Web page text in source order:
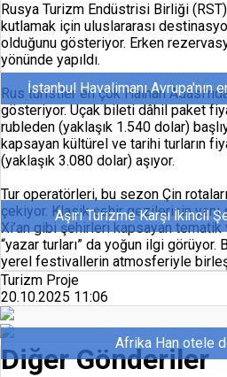
Rusya Turizm Endüstrisi Birliği (RST)
kutlamak için uluslararası
olduğunu gösteriyor. Erken
yönünde yapıldı.
Rus turistler en çok Hainan
gösteriyor. Uçak bileti dâhil paket
rubleden (yaklaşık 1.540 dolar)
kapsayan kültürel ve tarihi turların
(yaklaşık 3.080 dolar) aşıyor.
Tur operatörleri, bu sezon Çin
çekiyor. Klasik şehir gezilerinin yanı
Xi’an gibi şehirleri kapsayan tematik
“yazar turları” da yoğun ilgi görüyor.
yerel festivallerin atmosferiyle
Turizm Proje
20.10.2025 11:06
Diğer Gönderiler
İstanbul Havalimanı Avrupa'nın
Aşırı Turizme Karşı İkincil
Afrika Han otele